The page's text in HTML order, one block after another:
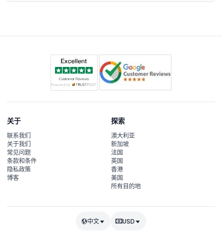
关于
联系我们
关于我们
常见问题
条款和条件
隐私政策
博客
探索
澳大利亚
新加坡
法国
英国
香港
美国
所有目的地
中文 USD